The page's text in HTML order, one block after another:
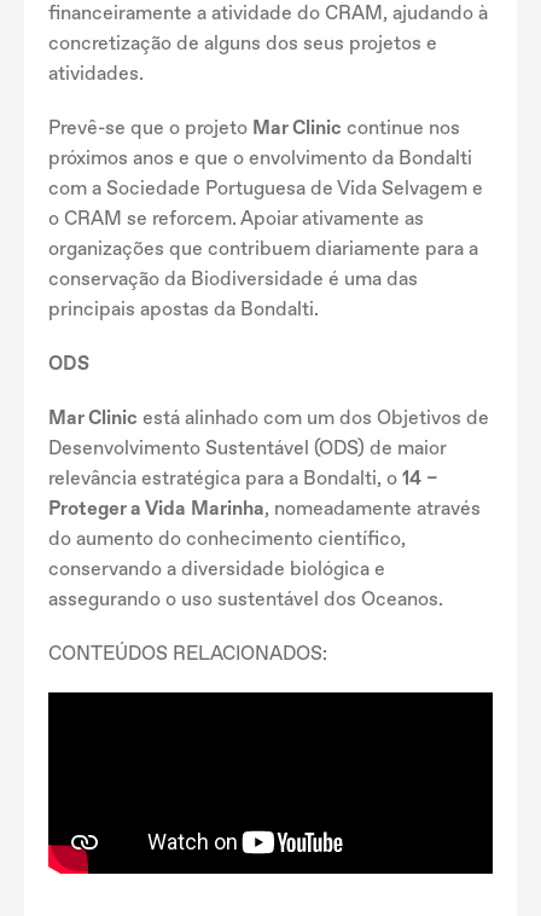
financeiramente a atividade do CRAM, ajudando à
concretização de alguns dos seus projetos e
atividades.
Prevê-se que o projeto Mar Clinic continue nos
próximos anos e que o envolvimento da Bondalti
com a Sociedade Portuguesa de Vida Selvagem e
o CRAM se reforcem. Apoiar ativamente as
organizações que contribuem diariamente para a
conservação da Biodiversidade é uma das
principais apostas da Bondalti.
ODS
Mar Clinic está alinhado com um dos Objetivos de
Desenvolvimento Sustentável (ODS) de maior
relevância estratégica para a Bondalti, o 14 –
Proteger a Vida Marinha, nomeadamente através
do aumento do conhecimento científico,
conservando a diversidade biológica e
assegurando o uso sustentável dos Oceanos.
CONTEÚDOS RELACIONADOS: